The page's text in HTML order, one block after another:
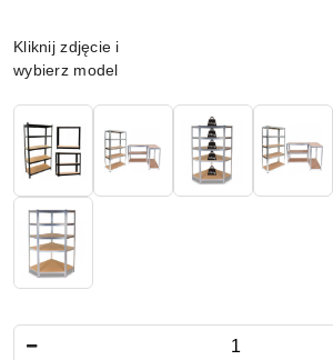
Wariant
Kliknij zdjęcie i
wybierz model